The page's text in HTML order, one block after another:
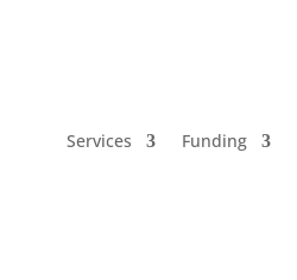
Services Funding